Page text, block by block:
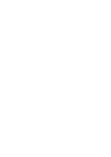
làm việc trên
gọn trong
luật
lưu trữ tài liệu
LẮK -
luật quy